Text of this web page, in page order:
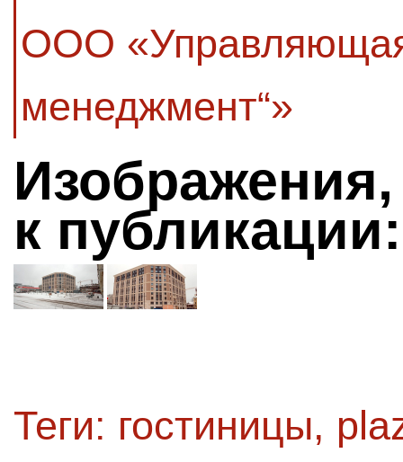
ООО
менеджмент“»
к публикации:
Теги: гостиницы,